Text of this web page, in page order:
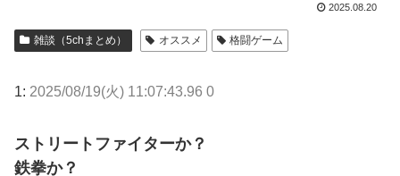
2025.08.20
雑談（5chまとめ） オススメ 格闘ゲーム
1: 2025/08/19(火) 11:07:43.96 0
ストリートファイターか？
鉄拳か？